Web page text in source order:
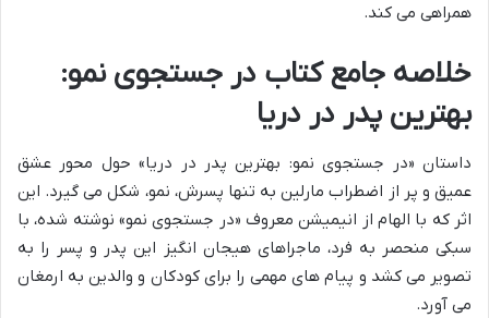
همراهی می کند.
خلاصه جامع کتاب در جستجوی نمو:
بهترین پدر در دریا
داستان «در جستجوی نمو: بهترین پدر در دریا» حول محور عشق
عمیق و پر از اضطراب مارلین به تنها پسرش، نمو، شکل می گیرد. این
اثر که با الهام از انیمیشن معروف «در جستجوی نمو» نوشته شده، با
سبکی منحصر به فرد، ماجراهای هیجان انگیز این پدر و پسر را به
تصویر می کشد و پیام های مهمی را برای کودکان و والدین به ارمغان
می آورد.